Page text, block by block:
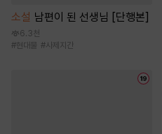
소설 남편이 된 선생님 [단행본]
6.3천
#현대물 #사제지간